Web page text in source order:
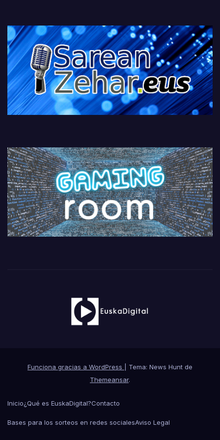
Funciona gracias a WordPress
Tema: News Hunt de
Themeansar.
Inicio¿Qué es EuskaDigital?Contacto
Bases para los sorteos en redes socialesAviso Legal